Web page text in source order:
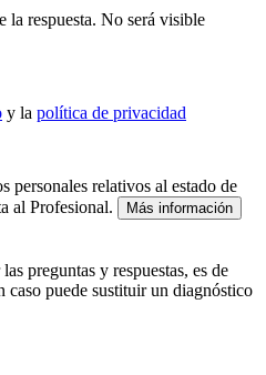
la respuesta. No será visible
y la política de privacidad
personales relativos al estado de
al Profesional.
Más información
preguntas y respuestas, es de
puede sustituir un diagnóstico